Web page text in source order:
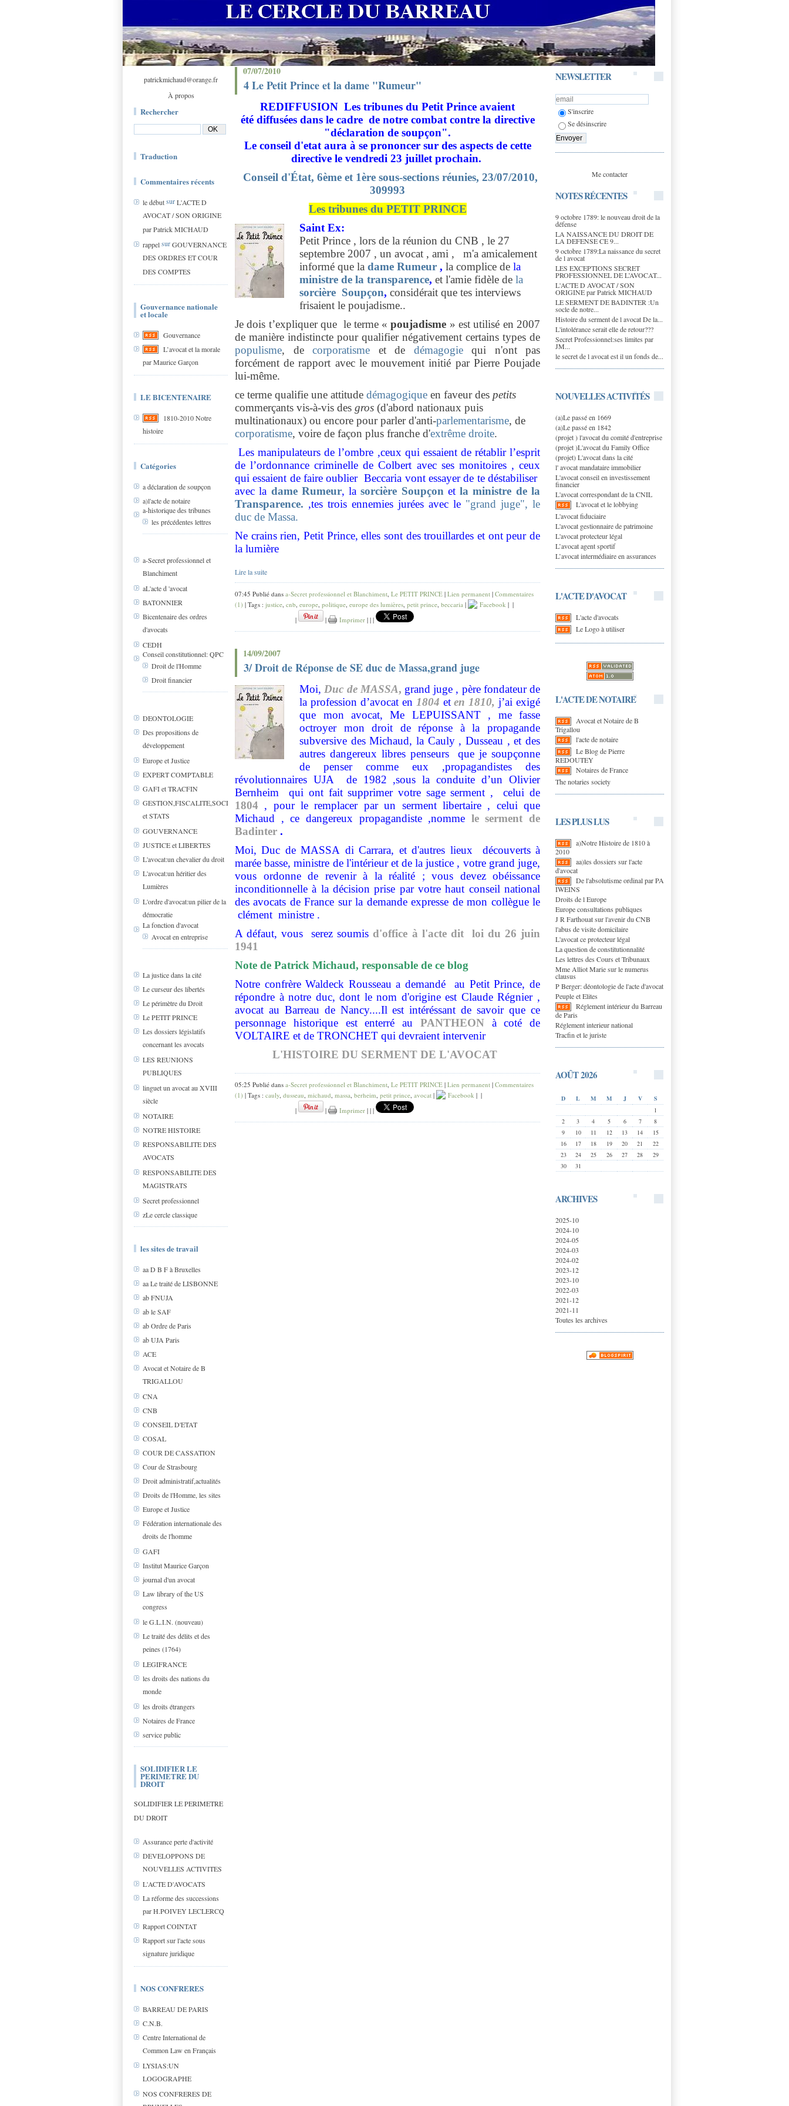
patrickmichaud@orange.fr
À propos
Rechercher
Traduction
Commentaires récents
le débutsurL'ACTE D
AVOCAT / SON ORIGINE
par Patrick MICHAUD
rappelsurGOUVERNANCE
DES ORDRES ET COUR
DES COMPTES
Gouvernance nationale
et locale
Gouvernance
L’avocat et la morale
par Maurice Garçon
LE BICENTENAIRE
1810-2010 Notre
histoire
Catégories
a déclaration de soupçon
a)l'acte de notaire
a-historique des tribunes
les précédentes lettres
a-Secret professionnel et
Blanchiment
aL'acte d 'avocat
BATONNIER
Bicentenaire des ordres
d'avocats
CEDH
Conseil constitutionnel: QPC
Droit de l'Homme
Droit financier
DEONTOLOGIE
Des propositions de
développement
Europe et Justice
EXPERT COMPTABLE
GAFI et TRACFIN
GESTION,FISCALITE,SOCIAL
et STATS
GOUVERNANCE
JUSTICE et LIBERTES
L'avocat:un chevalier du droit
L'avocat:un héritier des
Lumières
L'ordre d'avocat:un pilier de la
démocratie
La fonction d'avocat
Avocat en entreprise
La justice dans la cité
Le curseur des libertés
Le périmètre du Droit
Le PETIT PRINCE
Les dossiers législatifs
concernant les avocats
LES REUNIONS
PUBLIQUES
linguet un avocat au XVIII
siècle
NOTAIRE
NOTRE HISTOIRE
RESPONSABILITE DES
AVOCATS
RESPONSABILITE DES
MAGISTRATS
Secret professionnel
zLe cercle classique
les sites de travail
aa D B F à Bruxelles
aa Le traité de LISBONNE
ab FNUJA
ab le SAF
ab Ordre de Paris
ab UJA Paris
ACE
Avocat et Notaire de B
TRIGALLOU
CNA
CNB
CONSEIL D'ETAT
COSAL
COUR DE CASSATION
Cour de Strasbourg
Droit administratif,actualités
Droits de l'Homme, les sites
Europe et Justice
Fédération internationale des
droits de l'homme
GAFI
Institut Maurice Garçon
journal d'un avocat
Law library of the US
congress
le G.L.I.N. (nouveau)
Le traité des délits et des
peines (1764)
LEGIFRANCE
les droits des nations du
monde
les droits étrangers
Notaires de France
service public
SOLIDIFIER LE
PERIMETRE DU
DROIT
SOLIDIFIER LE PERIMETRE
DU DROIT
Assurance perte d'activité
DEVELOPPONS DE
NOUVELLES ACTIVITES
L'ACTE D'AVOCATS
La réforme des successions
par H.POIVEY LECLERCQ
Rapport COINTAT
Rapport sur l'acte sous
signature juridique
NOS CONFRERES
BARREAU DE PARIS
C.N.B.
Centre International de
Common Law en Français
LYSIAS:UN
LOGOGRAPHE
NOS CONFRERES DE
NEWSLETTER
S'inscrire
Se désinscrire
Me contacter
NOTES RÉCENTES
9 octobre 1789: le nouveau droit de la
défense
LA NAISSANCE DU DROIT DE
LA DEFENSE CE 9...
9 octobre 1789:La naissance du secret
de l avocat
LES EXCEPTIONS SECRET
PROFESSIONNEL DE L’AVOCAT...
L'ACTE D AVOCAT / SON
ORIGINE par Patrick MICHAUD
LE SERMENT DE BADINTER :Un
socle de notre...
Histoire du serment de l avocat De la...
L'intolérance serait elle de retour???
Secret Professionnel:ses limites par
JM...
le secret de l avocat est il un fonds de...
NOUVELLES ACTIVITÉS
(a)Le passé en 1669
(a)Le passé en 1842
(projet ) l'avocat du comité d'entreprise
(projet )L'avocat du Family Office
(projet) L'avocat dans la cité
l' avocat mandataire immobilier
L'avocat conseil en investissement
financier
L'avocat correspondant de la CNIL
L'avocat et le lobbying
L'avocat fiduciaire
L'avocat gestionnaire de patrimoine
L'avocat protecteur légal
L’avocat agent sportif
L’avocat intermédiaire en assurances
L'ACTE D'AVOCAT
L'acte d'avocats
Le Logo à utiliser
L'ACTE DE NOTAIRE
Avocat et Notaire de B
Trigallou
l'acte de notaire
Le Blog de Pierre
REDOUTEY
Notaires de France
The notaries society
LES PLUS LUS
a)Notre Histoire de 1810 à
2010
aa)les dossiers sur l'acte
d'avocat
De l'absolutisme ordinal par PA
IWEINS
Droits de l Europe
Europe consultations publiques
J R Farthouat sur l'avenir du CNB
l'abus de visite domicilaire
L'avocat ce protecteur légal
La question de constitutionnalité
Les lettres des Cours et Tribunaux
Mme Alliot Marie sur le numerus
clausus
P Berger: déontologie de l'acte d'avocat
Peuple et Elites
Réglement intérieur du Barreau
de Paris
Réglement interieur national
Tracfin et le juriste
AOÛT 2026
D L M M J V
S
1
2
3 4 5 6 7
8
9
10 11 12 13 14
15
16
17 18 19 20 21
22
23
24 25 26 27 28
29
30
31
ARCHIVES
2025-10
2024-10
2024-05
2024-03
2024-02
2023-12
2023-10
2022-03
2021-12
2021-11
Toutes les archives
07/07/2010
4 Le Petit Prince et la dame "Rumeur"
REDIFFUSION Les tribunes du Petit Prince avaient
été diffusées dans le cadre de notre combat contre la directive
"déclaration de soupçon".
Le conseil d'etat aura à se prononcer sur des aspects de cette
directive le vendredi 23 juillet prochain.
Conseil d'État, 6ème et 1ère sous-sections réunies, 23/07/2010,
309993
Les tribunes du PETIT PRINCE
Saint Ex:
Petit Prince , lors de la réunion du CNB , le 27
septembre 2007 , un avocat , ami , m'a amicalement
informé que ladame Rumeur , la complice dela
ministre de la transparence, et l'amie fidèle dela
sorcière Soupçon, considérait que tes interviews
frisaient le poujadisme..
Je dois t’expliquer que le terme «poujadisme » est utilisé en 2007
de manière indistincte pour qualifier négativement certains types de
populisme, de corporatisme et de démagogiequi n'ont pas
forcément de rapport avec le mouvement initié par Pierre Poujade
lui-même.
ce terme qualifie une attitude démagogique en faveur des petits
commerçants vis-à-vis des gros (d'abord nationaux puis
multinationaux) ou encore pour parler d'anti-parlementarisme, de
corporatisme, voire de façon plus franche d'extrême droite.
Les manipulateurs de l’ombre ,ceux qui essaient de rétablir l’esprit
de l’ordonnance criminelle de Colbert avec ses monitoires , ceux
qui essaient de faire oublier Beccaria vont essayer de te déstabiliser
avec la dame Rumeur, lasorcière Soupçon etla ministre de la
Transparence. ,tes trois ennemies jurées avec le "grand juge", le
duc de Massa.
Ne crains rien, Petit Prince, elles sont des trouillardes et ont peur de
la lumière
Lire la suite
07:45 Publié dans a-Secret professionnel et Blanchiment, Le PETIT PRINCE | Lien permanent | Commentaires
(1) | Tags : justice, cnb, europe, politique, europe des lumières, petit prince, beccaria | Facebook | |
|
| Imprimer | | |
14/09/2007
3/ Droit de Réponse de SE duc de Massa,grand juge
Moi, Duc de MASSA, grand juge , père fondateur de
la profession d’avocat en 1804 et en 1810, j’ai exigé
que mon avocat, Me LEPUISSANT , me fasse
octroyer mon droit de réponse à la propagande
subversive des Michaud, la Cauly , Dusseau , et des
autres dangereux libres penseurs que je soupçonne
de penser comme eux ,propagandistes des
révolutionnaires UJA
de 1982 ,sous la conduite d’un Olivier
Bernheim
qui ont fait supprimer votre sage serment ,
celui de
1804 , pour le remplacer par un serment libertaire , celui que
Michaud , ce dangereux propagandiste ,nomme le serment de
Badinter .
Moi, Duc de MASSA di Carrara, et d'autres lieux découverts à
marée basse, ministre de l'intérieur et de la justice , votre grand juge,
vous ordonne de revenir à la réalité ; vous devez obéissance
inconditionnelle à la décision prise par votre haut conseil national
des avocats de France sur la demande expresse de mon collègue le
clément ministre .
A défaut, vous serez soumis d'office à l'acte dit loi du 26 juin
1941
Note de Patrick Michaud, responsable de ce blog
Notre confrère Waldeck Rousseau a demandé
au Petit Prince, de
répondre à notre duc, dont le nom d'origine est Claude Régnier ,
avocat au Barreau de Nancy....Il est intéréssant de savoir que ce
personnage historique est enterré au PANTHEONà coté de
VOLTAIRE et de TRONCHET qui devraient intervenir
L'HISTOIRE DU SERMENT DE L'AVOCAT
05:25 Publié dans a-Secret professionnel et Blanchiment, Le PETIT PRINCE | Lien permanent | Commentaires
(1) | Tags : cauly, dusseau, michaud, massa, berheim, petit prince, avocat | Facebook | |
|
| Imprimer | | |